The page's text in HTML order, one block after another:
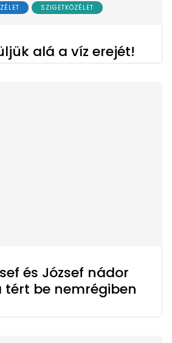
SZIGETKÖZÉLET
alá a víz erejét!
és József nádor
be nemrégiben